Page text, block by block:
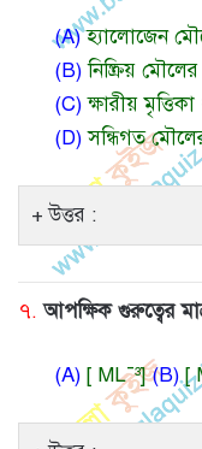
(A)হ্যালোজেন
(B)নিষ্ক্রিয় মৌলের
(C)ক্ষারীয়
(D)সন্ধিগত
উত্তর :
৭. আপক্ষিক গুরুত্বের
(A) [ ML¯³](B)[